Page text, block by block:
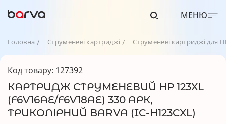
МЕНЮ
Головна Струменеві картриджі Струменеві картриджі для
Код товару: 127392
КАРТРИДЖ СТРУМЕНЕВИЙ HP 123XL
(F6V16AE/F6V18AE) 330 АРК,
ТРИКОЛІРНИЙ BARVA (IC-H123CXL)